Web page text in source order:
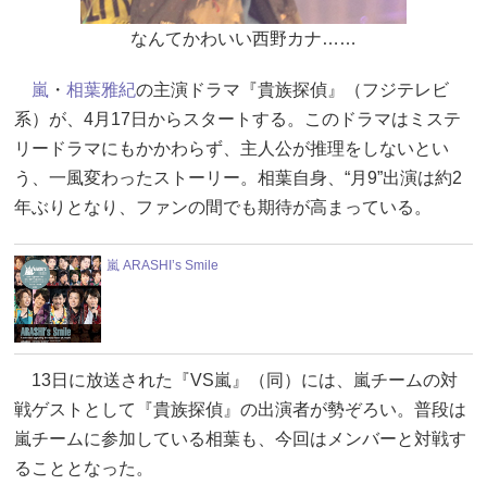
なんてかわいい西野カナ……
嵐 ・ 相葉雅紀の主演ドラマ『貴族探偵』（フジテレビ
系）が、4月17日からスタートする。このドラマはミステ
リードラマにもかかわらず、主人公が推理をしないとい
う、一風変わったストーリー。相葉自身、“月9”出演は約2
年ぶりとなり、ファンの間でも期待が高まっている。
嵐 ARASHI’s Smile
13日に放送された『VS嵐』（同）には、嵐チームの対
戦ゲストとして『貴族探偵』の出演者が勢ぞろい。普段は
嵐チームに参加している相葉も、今回はメンバーと対戦す
ることとなった。